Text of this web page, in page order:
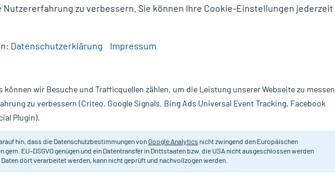
- Ein Leitfaden
geprüft - Lesezeit: 3 Minuten
Dolder, Medizinjournalistin
Nutzererfahrung zu verbessern. Sie können Ihre Cookie-Einstellungen jederzeit
Datenschutzerklärung Impressum
können wir Besuche und Trafficquellen zählen, um die Leistung unserer Webseite zu messen
zu verbessern (Criteo, Google Signals, Bing Ads Universal Event Tracking, Facebook
Plugin).
hin, dass die Datenschutzbestimmungen vonGoogle Analytics nicht zwingend den Europäischen
gem. EU-DSGVO genügen und ein Datentransfer in Drittstaaten bzw. die USA nicht ausgeschlossen werden
Daten dort verarbeitet werden, kann nicht geprüft und nachvollzogen werden.